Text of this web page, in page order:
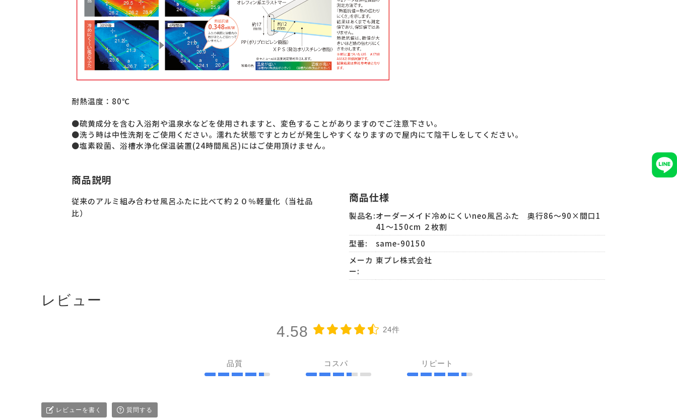
耐熱温度：80℃
●硫黄成分を含む入浴剤や温泉水などを使用されますと、変色することがありますのでご注意下さい。
●洗う時は中性洗剤をご使用ください。濡れた状態ですとカビが発生しやすくなりますので屋内にて陰干しをしてください。
●塩素殺菌、浴槽水浄化保温装置(24時間風呂)にはご使用頂けません。
商品説明
従来のアルミ組み合わせ風呂ふたに比べて約２０％軽量化（当社品
比）
商品仕様
製品名:オーダーメイド冷めにくいneo風呂ふた 奥行86～90×間口1
41～150cm ２枚割
型番:
same-90150
メーカ
ー:
東プレ株式会社
レビュー
4.58 24件
品質 コスパ リピート
レビューを書く 質問する